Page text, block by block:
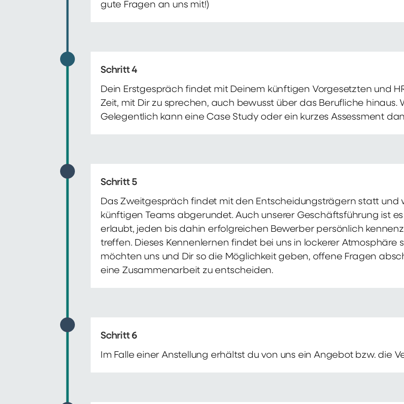
gute Fragen an uns mit!)
Schritt 4
Dein Erstgespräch findet mit Deinem künftigen Vorgesetzten und
Zeit, mit Dir zu sprechen, auch bewusst über das Berufliche hinaus.
Gelegentlich kann eine Case Study oder ein kurzes Assessment
Schritt 5
Das Zweitgespräch findet mit den Entscheidungsträgern statt und
künftigen Teams abgerundet. Auch unserer Geschäftsführung ist
erlaubt, jeden bis dahin erfolgreichen Bewerber persönlich
treffen. Dieses Kennenlernen findet bei uns in lockerer
möchten uns und Dir so die Möglichkeit geben, offene Fragen
eine Zusammenarbeit zu entscheiden.
Schritt 6
Im Falle einer Anstellung erhältst du von uns ein Angebot bzw. die